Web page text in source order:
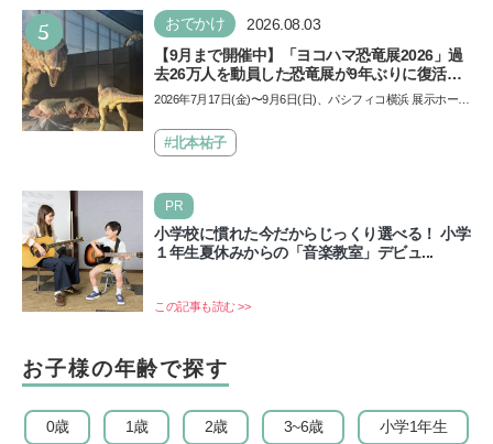
て…
5 おでかけ 2026.08.03
【9月まで開催中】「ヨコハマ恐竜展2026」過
去26万人を動員した恐竜展が9年ぶりに復活！
夏休みのおでかけで楽しむポイントを完全ガイ
2026年7月17日(金)〜9月6日(日)、パシフィコ横浜 展示ホール
催…#北本祐子
PR
小学校に慣れた今だからじっくり選べる！ 小学
１年生夏休みからの「音楽教室」デビュ...
この記事も読む >>
お子様の年齢で探す
0歳 1歳 2歳 3~6歳 小学1年生